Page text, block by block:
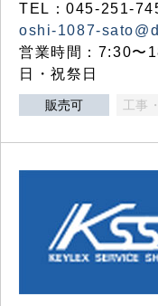
TEL：045-251-
oshi-1087-
営業時間：7:30〜
日・祝祭日
販売可 工事